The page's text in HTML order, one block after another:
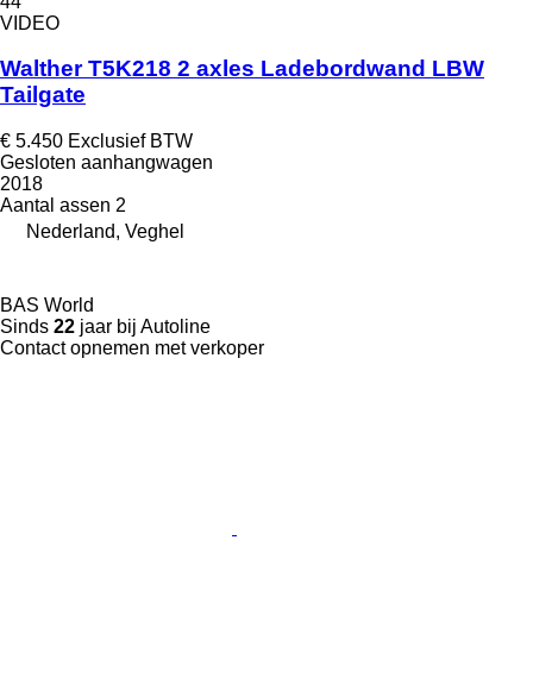
VIDEO
Walther T5K218 2 axles Ladebordwand LBW
Tailgate
€ 5.450 Exclusief BTW
Gesloten aanhangwagen
2018
Aantal assen 2
Nederland, Veghel
BAS World
Sinds 22 jaar bij Autoline
Contact opnemen met verkoper